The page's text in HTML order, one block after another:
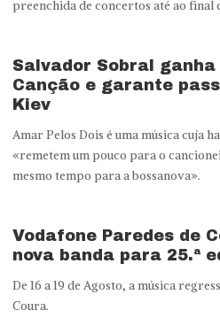
preenchida de concertos até ao final
Salvador Sobral
Canção e garante
Kiev
Amar Pelos Dois é uma música cuja
«remetem um pouco para o
mesmo tempo para a bossanova».
Vodafone Paredes de
nova banda para 25.ª
De 16 a 19 de Agosto, a música
Coura.